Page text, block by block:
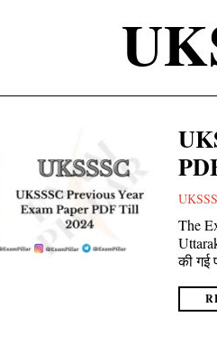
The
की गई